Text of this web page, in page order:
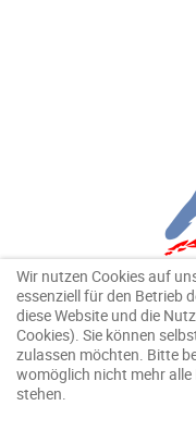
Wir nutzen Cookies auf
essenziell für den Betrieb
diese Website und die
Cookies). Sie können
zulassen möchten. Bitte
womöglich nicht mehr
stehen.